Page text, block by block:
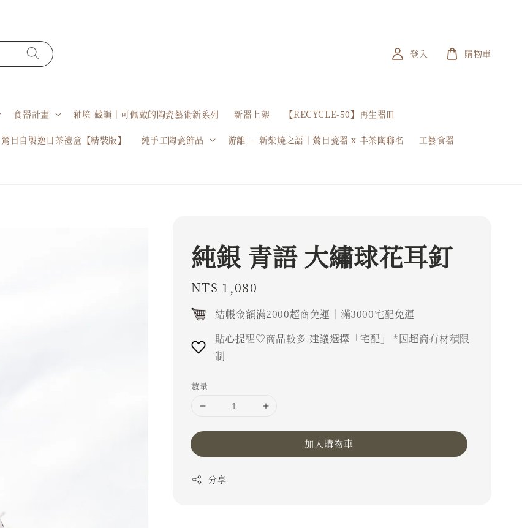
食器計畫 釉境 藏韻｜可佩戴的陶瓷藝術新系列 新器上架 【RECYCLE-50】再生器皿
鶯目自製逸日茶禮盒【精裝版】 純手工陶瓷飾品 游離 — 新柴燒之語｜鶯目瓷器 x 丰茶陶聯名 工藝食器
登入 購物車
純銀 青語 大繡球花耳釘
Regular
price
NT$ 1,080
結帳金額滿2000超商免運｜滿3000宅配免運
貼心提醒♡商品較多 建議選擇「宅配」 *因超商有材積限
制
數量
加入購物車
分享